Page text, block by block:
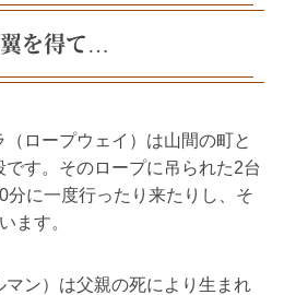
を得て…
ロープウェイ）は山間の町と
す。そのロープに吊られた2台
分に一度行ったり来たりし、そ
ます。
ン）は父親の死により生まれ